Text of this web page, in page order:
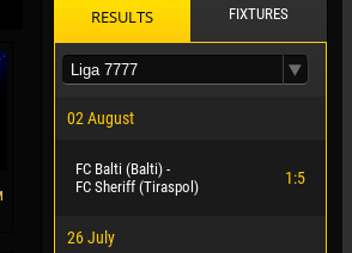
RESULTS FIXTURES
02 August
FC Balti (Balti) -
FC Sheriff (Tiraspol)
1:5
26 July